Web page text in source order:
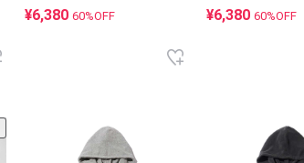
¥6,38060%OFF ¥6,380 60%OFF